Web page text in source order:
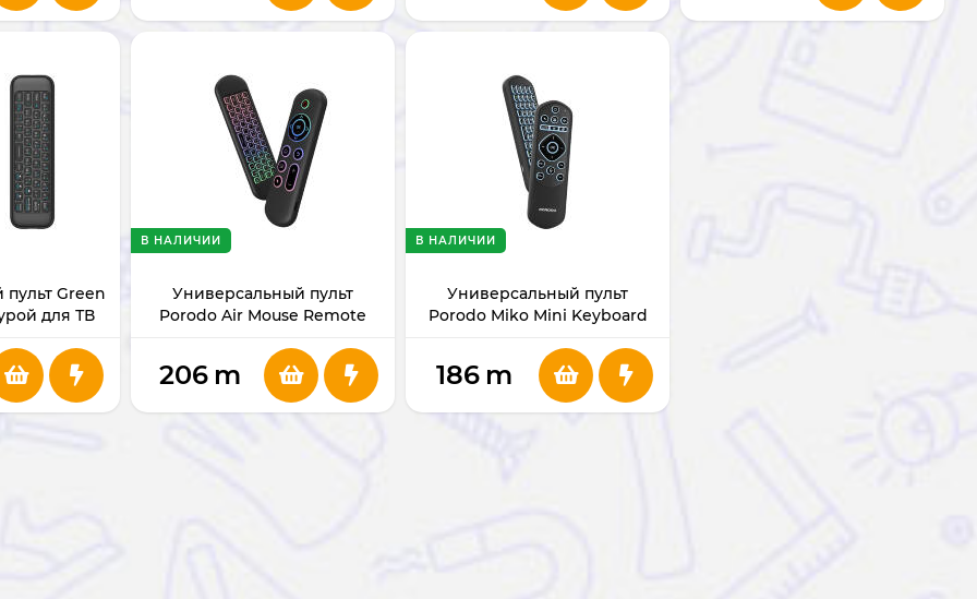
Green
для ТВ
Универсальный пульт
Porodo Air Mouse Remote
В НАЛИЧИИ
206 m
Универсальный пульт
Porodo Miko Mini Keyboard
В НАЛИЧИИ
186 m